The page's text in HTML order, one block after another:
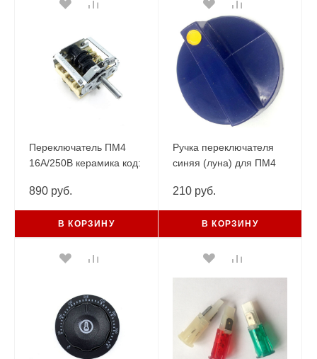
Переключатель ПМ4
16А/250В керамика код:
сигнального контакта)
EGO
890 руб.
В КОРЗИНУ
Ручка переключателя
синяя (луна) для ПМ4
210 руб.
В КОРЗИНУ